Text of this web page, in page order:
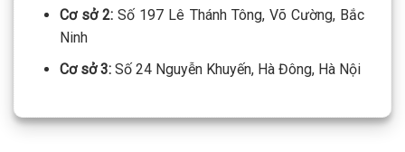
Cơ sở 2: Số 197 Lê Thánh Tông, Võ Cường, Bắc
Ninh
Cơ sở 3:Số 24 Nguyễn Khuyến, Hà Đông, Hà Nội